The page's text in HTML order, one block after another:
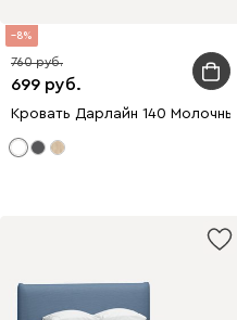
8
699
760
Кровать Дарлайн 140 Молочный